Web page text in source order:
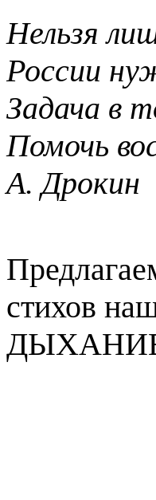
Нельзя
России
Задача в
Помочь
А. Дрокин
стихов